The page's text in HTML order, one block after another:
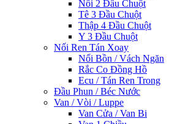
Nối 2 Đầu Chuột
Tê 3 Đầu Chuột
Thập 4 Đầu Chuột
Y 3 Đầu Chuột
Nối Ren Tán Xoay
Nối Bồn / Vách Ngăn
Rắc Co Đồng Hồ
Ecu / Tán Ren Trong
Đầu Phun / Béc Nước
Van / Vòi / Luppe
Van Cửa / Van Bi